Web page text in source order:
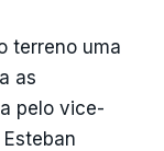
terreno uma
as
pelo vice-